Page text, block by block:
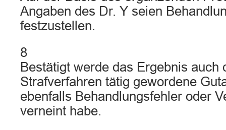
Angaben des Dr. Y seien
festzustellen.
8
Bestätigt werde das Ergebnis auch
Strafverfahren tätig gewordene
ebenfalls Behandlungsfehler oder
verneint habe.